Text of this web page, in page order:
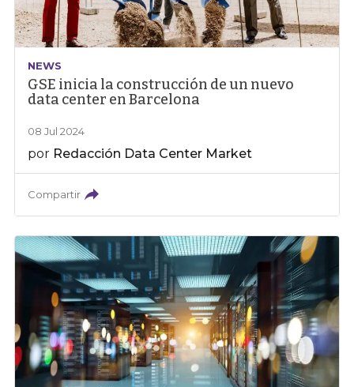
NEWS
GSE inicia la construcción de un nuevo
data center en Barcelona
08 Jul 2024
por Redacción Data Center Market
Compartir